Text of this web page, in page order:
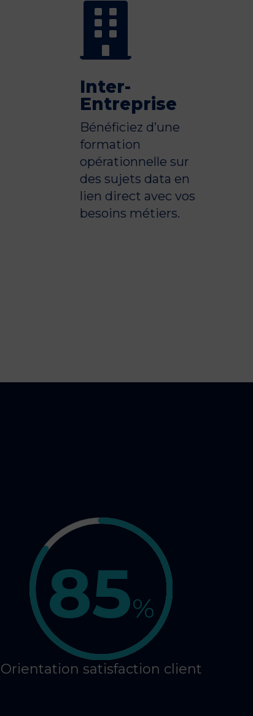

Inter-
Entreprise
Bénéficiez d’une
formation
opérationnelle sur
des sujets data en
lien direct avec vos
besoins métiers.
85%
Orientation satisfaction client